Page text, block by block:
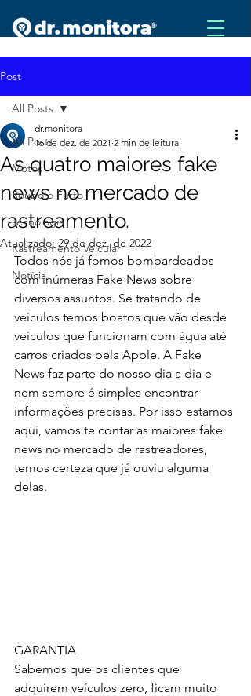
Post
All Posts
Motos
Roubo e Furto
Tecnologia
Rastreamento Veicular
Notícia
All Posts
As quatro maiores fake
news no mercado de
rastreamento.
dr.monitora
16 de dez. de 2021 2 min de leitura
Atualizado: 29 de dez. de 2022
Todos nós já fomos bombardeados
com inúmeras Fake News sobre
diversos assuntos. Se tratando de
veículos temos boatos que vão desde
veículos que funcionam com água até
carros criados pela Apple. A Fake
News faz parte do nosso dia a dia e
nem sempre é simples encontrar
informações precisas. Por isso estamos
aqui, vamos te contar as maiores fake
news no mercado de rastreadores,
temos certeza que já ouviu alguma
delas.
GARANTIA
Sabemos que os clientes que
adquirem veículos zero, ficam muito